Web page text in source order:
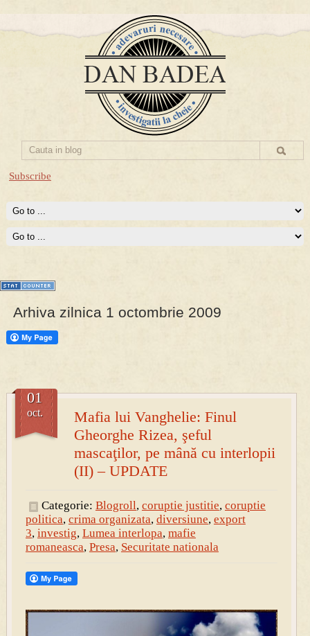
Subscribe
PRESA
Prima mea carte publicata (Nemira)
Averea Presedintelui: prima lucrare despre controversatele
conturi secrete ale Securitatii.
Arhiva zilnica 1 octombrie 2009
Mafia lui Vanghelie: Finul
Gheorghe Rizea, şeful
mascaţilor, pe mână cu interlopii
(II) – UPDATE
01
oct.
Categorie: Blogroll, coruptie justitie, coruptie
politica, crima organizata, diversiune, export
3, investig, Lumea interlopa, mafie
romaneasca, Presa, Securitate nationala